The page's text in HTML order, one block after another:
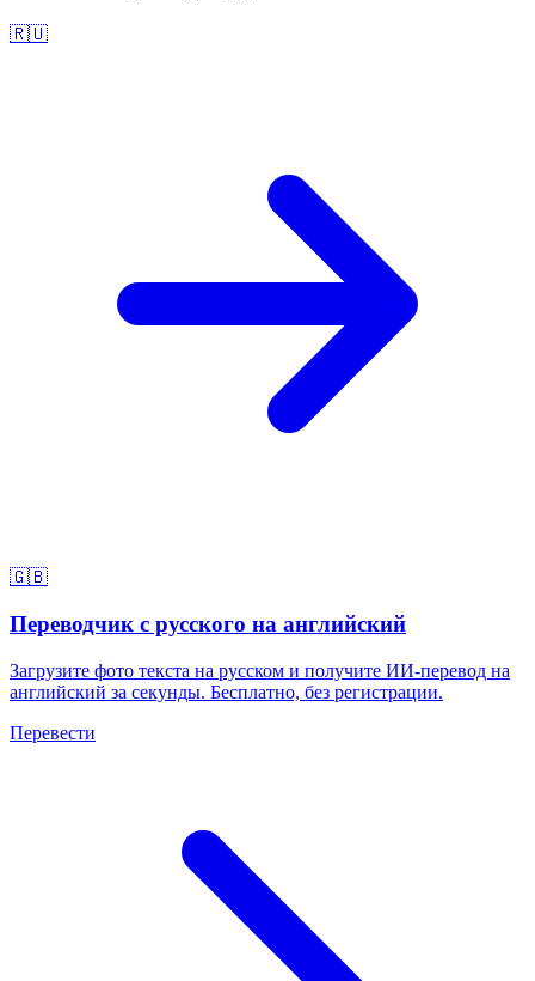
🇷🇺
🇬🇧
Переводчик с русского на английский
Загрузите фото текста на русском и получите ИИ-перевод на
английский за секунды. Бесплатно, без регистрации.
Перевести